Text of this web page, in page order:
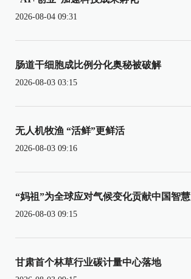
2026-08-04 09:31
肠道干细胞成比例分化奥秘被破解
2026-08-03 03:15
无人机牧渔 “活鲜”更鲜活
2026-08-03 09:16
“妈祖”为全球应对气候变化贡献中国智慧
2026-08-03 09:15
甘肃首个林草行业碳计量中心落地